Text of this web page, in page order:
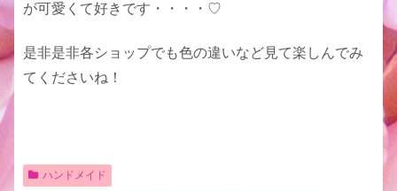
が可愛くて好きです・・・・♡
是非是非各ショップでも色の違いなど見て楽しんでみ
てくださいね！
ハンドメイド